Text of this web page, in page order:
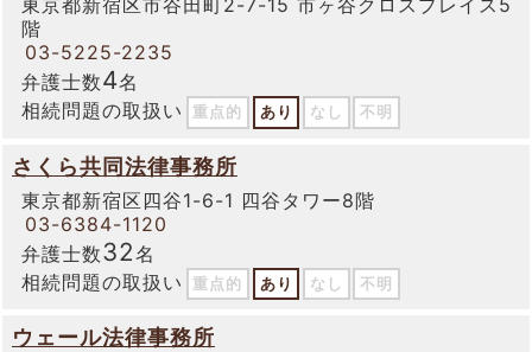
東京都新宿区市谷田町2-7-15 市ヶ谷クロスプレイス5
階
03-5225-2235
弁護士数4名
相続問題の取扱い
重点的 あり なし 不明
さくら共同法律事務所
東京都新宿区四谷1-6-1 四谷タワー8階
03-6384-1120
弁護士数32名
相続問題の取扱い
重点的 あり なし 不明
ウェール法律事務所